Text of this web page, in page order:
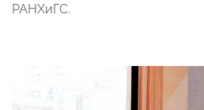
РАНХиГС.